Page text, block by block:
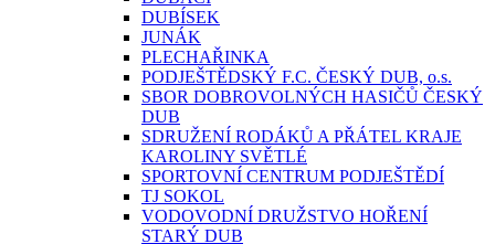
DUBÍSEK
JUNÁK
PLECHAŘINKA
PODJEŠTĚDSKÝ F.C. ČESKÝ DUB, o.s.
SBOR DOBROVOLNÝCH HASIČŮ ČESKÝ
DUB
SDRUŽENÍ RODÁKŮ A PŘÁTEL KRAJE
KAROLINY SVĚTLÉ
SPORTOVNÍ CENTRUM PODJEŠTĚDÍ
TJ SOKOL
VODOVODNÍ DRUŽSTVO HOŘENÍ
STARÝ DUB